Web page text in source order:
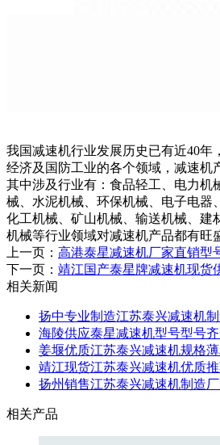
我国减速机行业发展历史已有近40年
经济及国防工业的各个领域，减速机
其中涉及行业有：食品轻工、电力机
械、水泥机械、环保机械、电子电器
化工机械、矿山机械、输送机械、建
机械等行业领域对减速机产品都有旺
上一页： 高港泰星减速机厂家直销型
下一页： 靖江国产泰星牌减速机现货
相关新闻
扬中专业制造江苏泰兴减速机
海陵供应泰星减速机型号型号
姜堰优质江苏泰兴减速机规格
靖江现货江苏泰兴减速机优质
扬州销售江苏泰兴减速机制造
相关产品